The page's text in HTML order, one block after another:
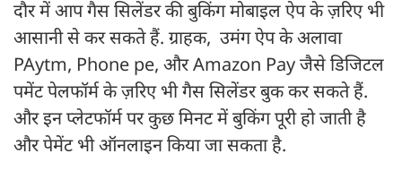
दौर में आप गैस सिलेंडर की बुकिंग मोबाइल ऐप के ज़रिए भी
आसानी से कर सकते हैं. ग्राहक, उमंग ऐप के अलावा
PAytm, Phone pe, और Amazon Pay जैसे डिजिटल
पमेंट पेलफॉर्म के ज़रिए भी गैस सिलेंडर बुक कर सकते हैं.
और इन प्लेटफॉर्म पर कुछ मिनट में बुकिंग पूरी हो जाती है
और पेमेंट भी ऑनलाइन किया जा सकता है.